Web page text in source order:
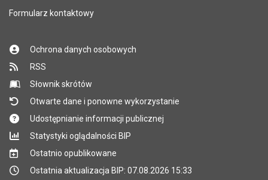
Formularz kontaktowy
Ochrona danych osobowych
RSS
Słownik skrótów
Otwarte dane i ponowne wykorzystanie
Udostępnianie informacji publicznej
Statystyki oglądalności BIP
Ostatnio opublikowane
Ostatnia aktualizacja BIP: 07.08.2026 15:33